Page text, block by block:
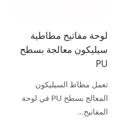
لوحة مفاتيح مطاطية
سيليكون معالجة بسطح
PU
تعمل مطاط السيليكون
المعالج بسطح PU في لوحة
المفاتيح...